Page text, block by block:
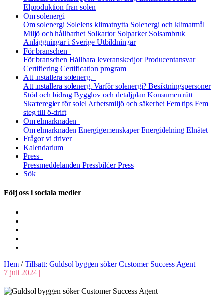
Elproduktion från solen
Om solenergi
Om solenergi Solelens klimatnytta Solenergi och klimatmål
Miljö och hållbarhet Solkartor Solparker Solsambruk
Anläggningar i Sverige Utbildningar
För branschen
För branschen Hållbara leveranskedjor Producentansvar
Certifiering Certification program
Att installera solenergi
Att installera solenergi Varför solenergi? Besiktningspersoner
Stöd och bidrag Bygglov och detaljplan Konsumenträtt
Skatteregler för solel Arbetsmiljö och säkerhet Fem tips Fem
steg till ö-drift
Om elmarknaden
Om elmarknaden Energigemenskaper Energidelning Elnätet
Frågor vi driver
Kalendarium
Press
Pressmeddelanden Pressbilder Press
Sök
Följ oss i sociala medier
Hem /Tillsatt: Guldsol byggen söker Customer Success Agent
7 juli 2024 |